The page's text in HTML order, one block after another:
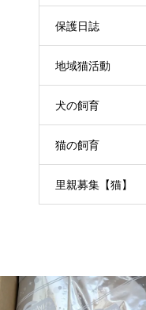
保護日誌
地域猫活動
犬の飼育
猫の飼育
里親募集【猫】